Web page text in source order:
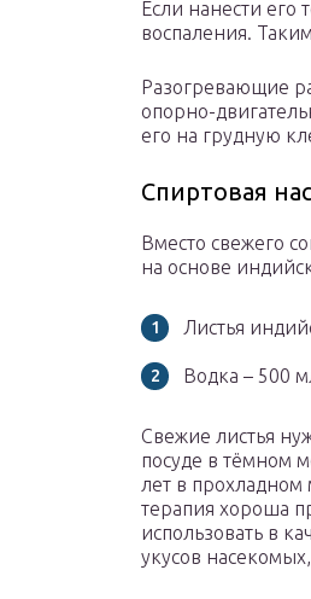
Если нанести его
воспаления.
Разогревающие
опорно-
его на грудную
Спиртовая
Вместо свежего
на основе
Листья
Водка – 500
Свежие листья
посуде в тёмном
лет в прохладном
терапия хороша
использовать в
укусов